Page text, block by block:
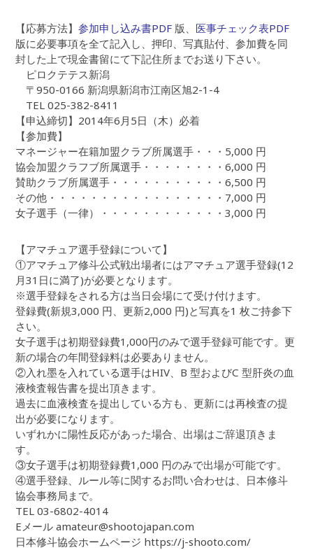
【応募方法】参加申し込み書PDF 版、 医事チェック表PDF
版に必要事項を全て記入し、押印、写真貼付、参加費を同
封した上で現金書留にて下記住所までお送り下さい。
ピロクテテス新潟
〒950-0166 新潟県新潟市江南区旭2-1-4
TEL 025-382-8411
【申込締切】2014年6月5日（木）必着
【参加費】
マネージャー在籍加盟クラブ所属選手・・・5,000 円
協会加盟クラフブ所属選手・・・・・・・・6,000 円
賛助クラブ所属選手・・・・・・・・・・・6,500 円
その他・・・・・・・・・・・・・・・・・7,000 円
女子選手（一律）・・・・・・・・・・・・3,000 円
【アマチュア選手登録について】
①アマチュア修斗公式戦出場者にはアマチュア選手登録(12
月31日に満了)が必要となります。
※選手登録をされる方は当日会場にて受け付けます。
登録費(新規3,000 円、更新2,000 円)と写真を1 枚ご持参下
さい。
女子選手は初期登録費1,000円のみで選手登録可能です。更
新の場合の年間登録料は必要ありません。
②入れ墨を入れている選手はHIV、B 型およびC 型肝炎の血
液検査報告書を提出頂きます。
過去に血液検査を提出している方も、更新には再検査の提
出が必要になります。
いずれかに陽性反応があった場合、出場はご辞退頂きま
す。
③女子選手は初期登録費1,000 円のみで出場が可能です。
④選手登録、ルール等に関するお問い合わせは、日本修斗
協会事務局まで。
TEL 03-6802-4014
Eメール amateur@shootojapan.com
日本修斗協会ホームページ https://j-shooto.com/